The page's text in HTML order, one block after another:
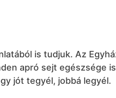
is tudjuk. Az
apró sejt egészsége
jót tegyél, jobbá legyél.